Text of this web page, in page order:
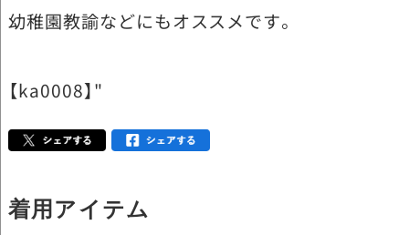
幼稚園教諭などにもオススメです。
【ka0008】"